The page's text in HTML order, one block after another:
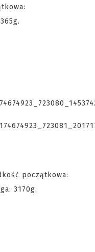
początkowa:
3170g.